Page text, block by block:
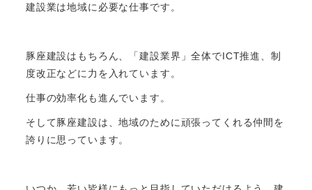
建設業は地域に必要な仕事です。
豚座建設はもちろん、「建設業界」全体でICT推進、制
度改正などに力を入れています。
仕事の効率化も進んでいます。
そして豚座建設は、地域のために頑張ってくれる仲間を
誇りに思っています。